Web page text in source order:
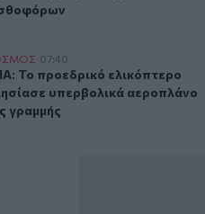
πλησίασε
07:40
Το προεδρικό ελικόπτερο
Το προεδρικό ελικόπτερο
υπερβολικά αεροπλάνο
γραμμής